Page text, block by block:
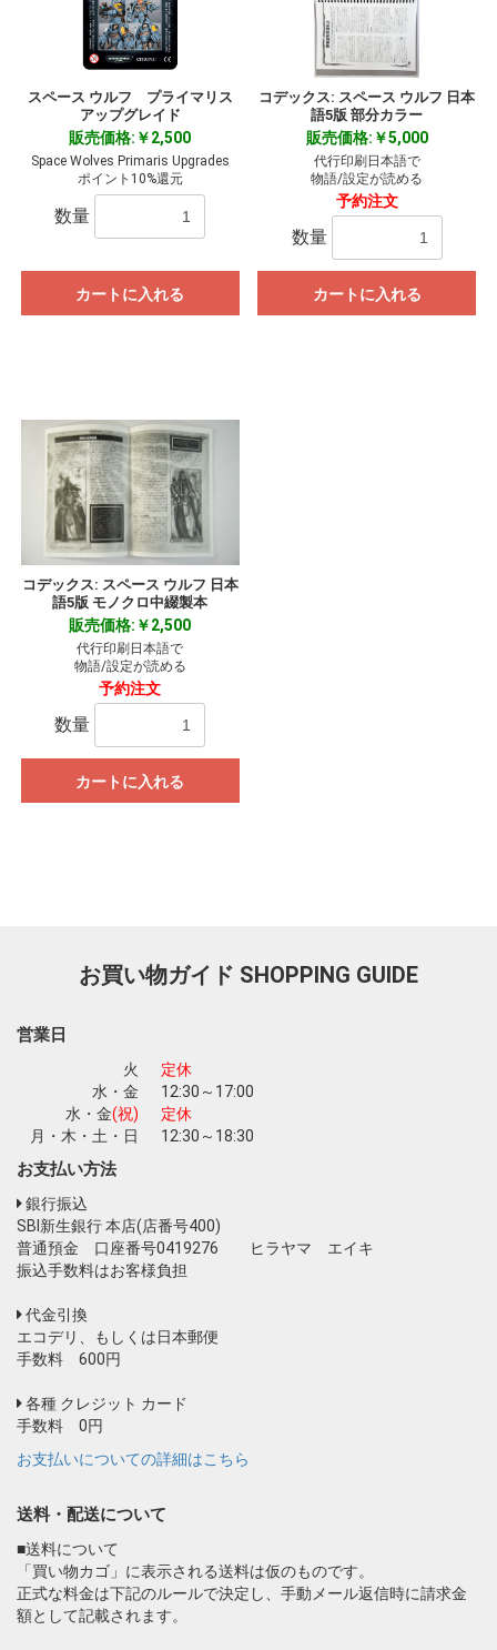
スペース ウルフ プライマリス
アップグレイド
販売価格:￥2,500
Space Wolves Primaris Upgrades
ポイント10%還元
数量
カートに入れる
コデックス: スペース ウルフ 日本
語5版 部分カラー
販売価格:￥5,000
代行印刷日本語で
物語/設定が読める
予約注文
数量
カートに入れる
コデックス: スペース ウルフ 日本
語5版 モノクロ中綴製本
販売価格:￥2,500
代行印刷日本語で
物語/設定が読める
予約注文
数量
カートに入れる
お買い物ガイド SHOPPING GUIDE
営業日
火
定休
水・金
12:30～17:00
水・金(祝)
定休
月・木・土・日
12:30～18:30
お支払い方法
銀行振込
SBI新生銀行 本店(店番号400)
普通預金 口座番号0419276 ヒラヤマ エイキ
振込手数料はお客様負担
代金引換
エコデリ、もしくは日本郵便
手数料 600円
各種 クレジット カード
手数料 0円
お支払いについての詳細はこちら
送料・配送について
■送料について
「買い物カゴ」に表示される送料は仮のものです。
正式な料金は下記のルールで決定し、手動メール返信時に請求金
額として記載されます。